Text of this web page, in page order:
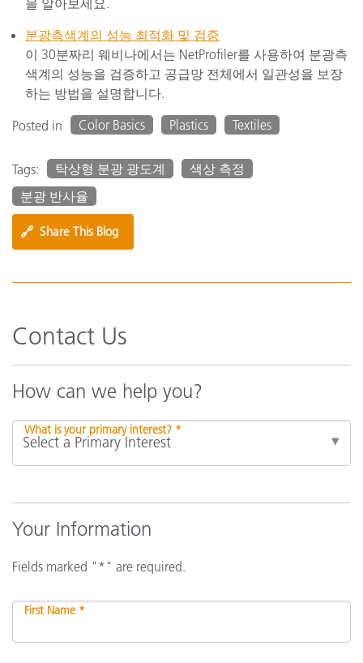
을 알아보세요.
분광측색계의 성능 최적화 및 검증
이 30분짜리 웨비나에서는 NetProfiler를 사용하여 분광측
색계의 성능을 검증하고 공급망 전체에서 일관성을 보장
하는 방법을 설명합니다.
Posted in
Color Basics Plastics Textiles
Tags: 탁상형 분광 광도계
색상 측정
분광 반사율
🔗 Share This Blog
Contact Us
How can we help you?
What is your primary interest? *
Your Information
Fields marked "*" are required.
First Name *